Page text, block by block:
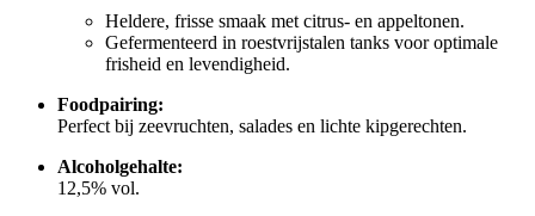
Heldere, frisse smaak met citrus- en appeltonen.
Gefermenteerd in roestvrijstalen tanks voor optimale
frisheid en levendigheid.
Foodpairing:
Perfect bij zeevruchten, salades en lichte kipgerechten.
Alcoholgehalte:
12,5% vol.